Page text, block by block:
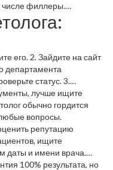
числе филлеры.
здравоохранения,
Врач также
препарат
а в кабинете –
его. 2. Зайдите на сайт
департамента
статус. 3.
о прохождении курсов
(не старше 3‑х лет).
отсутствие
эффекта» без
сегодня скидка».
лучше ищите
обычно гордится
любые вопросы.
репутацию
ищите
даты и имени врача.
эффекты, это повод
100% результата, но